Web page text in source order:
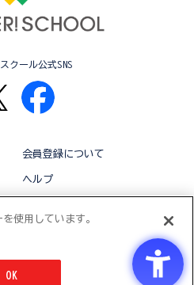
クール公式SNS
会員登録について
ヘルプ
ALL RIGHTS RESERVED
使用しています。
OK